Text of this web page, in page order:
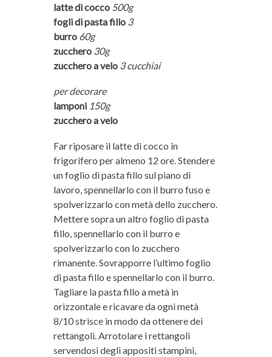
latte di cocco 500g
fogli di pasta fillo 3
burro 60g
zucchero 30g
zucchero a velo 3 cucchiai
per decorare
lamponi 150g
zucchero a velo
Far riposare il latte di cocco in
frigorifero per almeno 12 ore. Stendere
un foglio di pasta fillo sul piano di
lavoro, spennellarlo con il burro fuso e
spolverizzarlo con metà dello zucchero.
Mettere sopra un altro foglio di pasta
fillo, spennellarlo con il burro e
spolverizzarlo con lo zucchero
rimanente. Sovrapporre l’ultimo foglio
di pasta fillo e spennellarlo con il burro.
Tagliare la pasta fillo a metà in
orizzontale e ricavare da ogni metà
8/10 strisce in modo da ottenere dei
rettangoli. Arrotolare i rettangoli
servendosi degli appositi stampini,